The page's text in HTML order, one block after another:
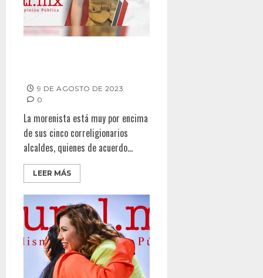
9 DE AGOSTO DE 2023
0
La morenista está muy por encima
de sus cinco correligionarios
alcaldes, quienes de acuerdo...
LEER MÁS